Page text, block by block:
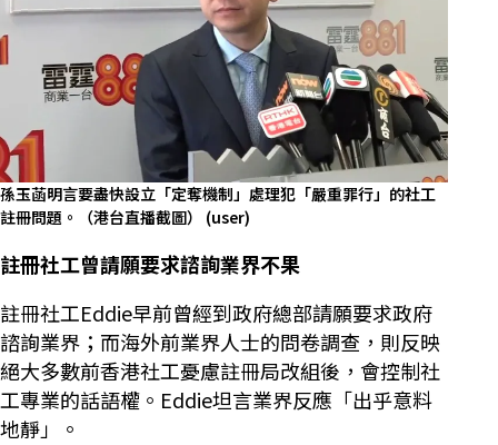
孫玉菡明言要盡快設立「定奪機制」處理犯「嚴重罪行」的社工
註冊問題。（港台直播截圖） (user)
註冊社工曾請願要求諮詢業界不果
註冊社工Eddie早前曾經到政府總部請願要求政府
諮詢業界；而海外前業界人士的問卷調查，則反映
絕大多數前香港社工憂慮註冊局改組後，會控制社
工專業的話語權。Eddie坦言業界反應「出乎意料
地靜」。